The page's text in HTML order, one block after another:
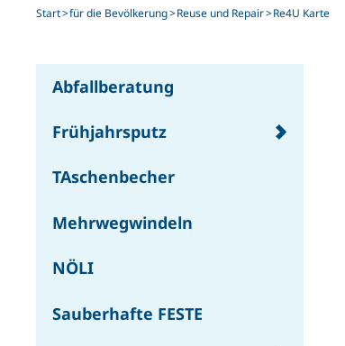
Start für die Bevölkerung Reuse und Repair Re4U Karte
Abfallberatung
Frühjahrsputz
TAschenbecher
Mehrwegwindeln
NÖLI
Sauberhafte FESTE